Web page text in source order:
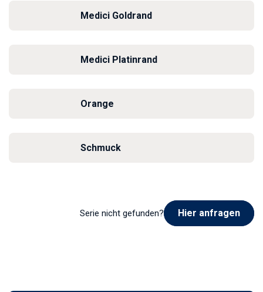
Medici Goldrand
Medici Platinrand
Orange
Schmuck
Serie nicht gefunden? Hier anfragen